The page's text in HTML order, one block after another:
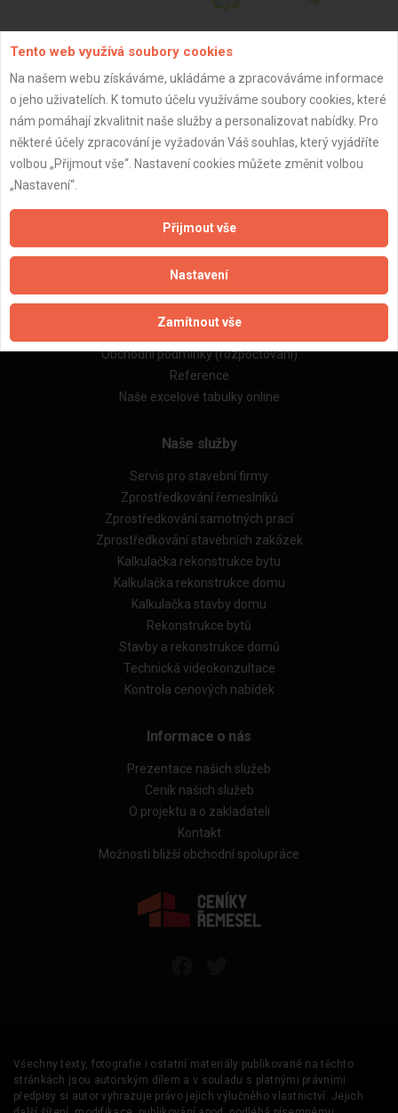
Aktualizováno z portálu ARES dne 01.12.2025 01:45:02
Důležité informace
Naše firmy a řemeslníci
Obchodní podmínky (rozpočtování)
Reference
Naše excelové tabulky online
Naše služby
Servis pro stavební firmy
Zprostředkování řemeslníků
Zprostředkování samotných prací
Zprostředkování stavebních zakázek
Kalkulačka rekonstrukce bytu
Kalkulačka rekonstrukce domu
Kalkulačka stavby domu
Rekonstrukce bytů
Stavby a rekonstrukce domů
Technická videokonzultace
Kontrola cenových nabídek
Informace o nás
Prezentace našich služeb
Ceník našich služeb
O projektu a o zakladateli
Kontakt
Možnosti bližší obchodní spolupráce
Všechny texty, fotografie i ostatní materiály publikované na těchto
stránkách jsou autorským dílem a v souladu s platnými právními
předpisy si autor vyhrazuje právo jejich výlučného vlastnictví. Jejich
Tento web využívá soubory cookies
Na našem webu získáváme, ukládáme a zpracováváme informace
o jeho uživatelích. K tomuto účelu využíváme soubory cookies, které
nám pomáhají zkvalitnit naše služby a personalizovat nabídky. Pro
některé účely zpracování je vyžadován Váš souhlas, který vyjádříte
volbou „Přijmout vše“. Nastavení cookies můžete změnit volbou
„Nastavení“.
Přijmout vše
Nastavení
Zamítnout vše